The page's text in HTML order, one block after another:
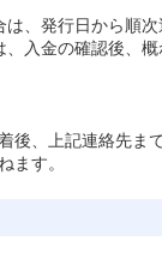
、発行日から順
入金の確認後、
後、上記連絡先ま
ます。